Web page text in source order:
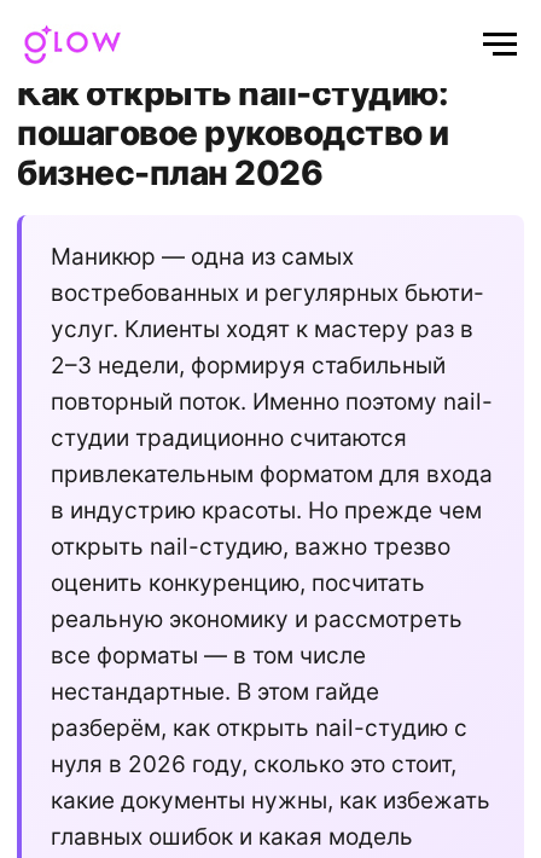
Главная/Блог
Как открыть nail-студию:
пошаговое руководство и
бизнес-план 2026
Маникюр — одна из самых
востребованных и регулярных бьюти-
услуг. Клиенты ходят к мастеру раз в
2–3 недели, формируя стабильный
повторный поток. Именно поэтому nail-
студии традиционно считаются
привлекательным форматом для входа
в индустрию красоты. Но прежде чем
открыть nail-студию, важно трезво
оценить конкуренцию, посчитать
реальную экономику и рассмотреть
все форматы — в том числе
нестандартные. В этом гайде
разберём, как открыть nail-студию с
нуля в 2026 году, сколько это стоит,
какие документы нужны, как избежать
главных ошибок и какая модель